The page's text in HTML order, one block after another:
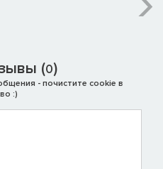
(0)
- почистите cookie в
:)